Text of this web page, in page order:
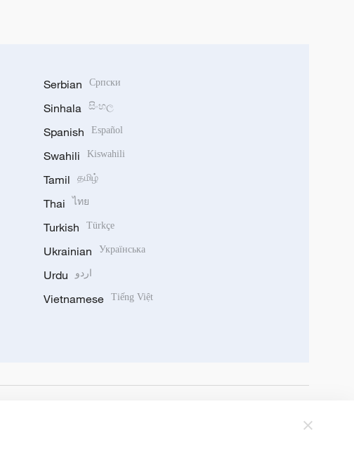
Serbian Српски
Sinhala සිංහල
Spanish Español
Swahili Kiswahili
Tamil தமிழ்
Thai ไทย
Turkish Türkçe
Ukrainian Українська
Urdu اردو
Vietnamese Tiếng Việt